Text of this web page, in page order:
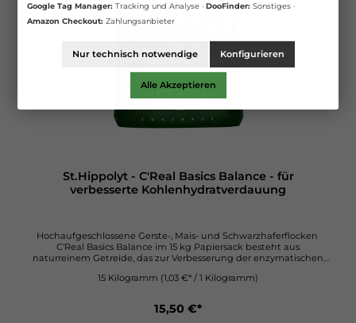
St.Hippolyt - C'Real Basics Balance - für
verbesserte Kohlenhydratverdauung
Hochaufgeschlossene Gerste-, Mais- und Schwarzhaferflocken
C'Real Basics Balance im 15 kg Papiersack besteht aus
naturreinem Getreide, das zur Verbesserung der enzymatischen
natives Korn ist für die enzymatischen Verdauungsprozesse nur
großer Enzymmengen bedarf. C'Real Basic Balance hingegen
enthält naturreines, hochaufgeschlossenes Getreide. Das Korn
15 Kilogramm (1,03 €* / 1 Kilogramm)
15,50 €*
Google Tag Manager: Tracking und Analyse · DooFinder: Sonstiges ·
Amazon Checkout: Zahlungsanbieter
Nur technisch notwendige Konfigurieren
Alle Akzeptieren